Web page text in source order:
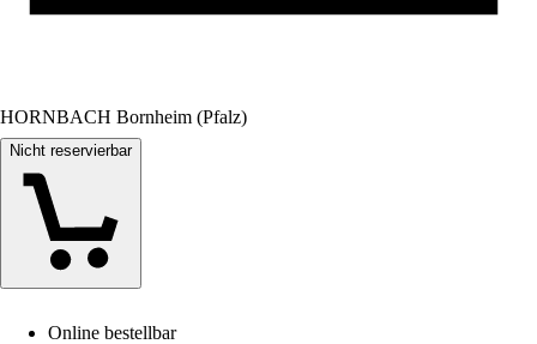
HORNBACH Bornheim (Pfalz)
Nicht reservierbar
Online bestellbar